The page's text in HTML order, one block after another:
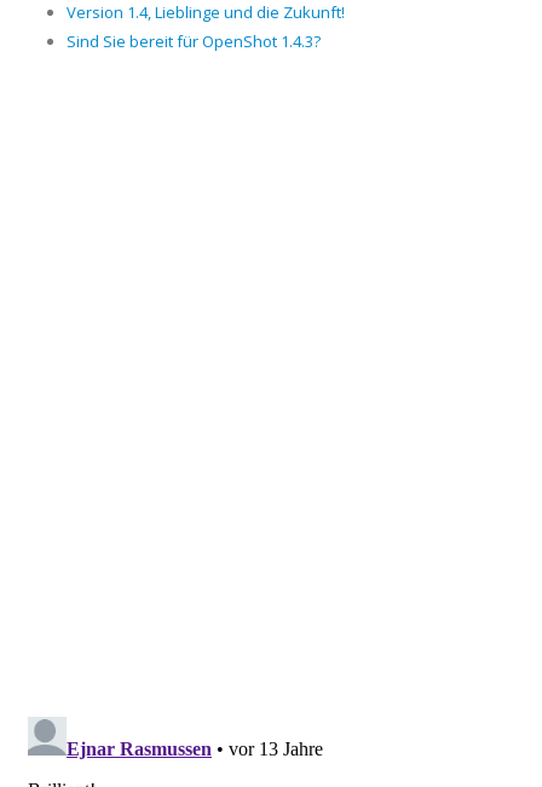
Version 1.4, Lieblinge und die Zukunft!
Sind Sie bereit für OpenShot 1.4.3?